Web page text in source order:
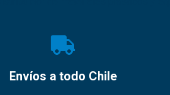
Envíos a todo Chile